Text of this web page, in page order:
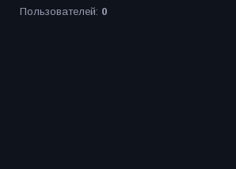
Пользователей: 0